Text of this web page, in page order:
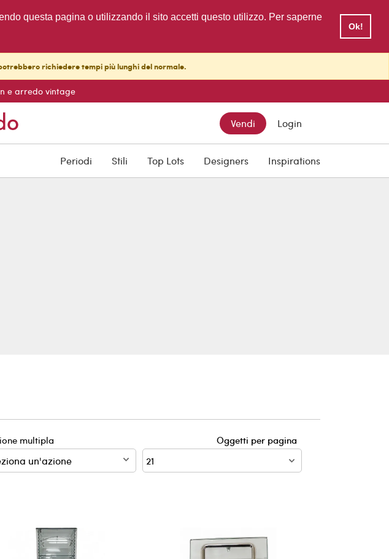
questa pagina o utilizzando il sito accetti questo utilizzo. Per saperne
Ok!
richiedere tempi più lunghi del normale.
e arredo vintage
Vendi Login
Periodi Stili Top Lots Designers Inspirations
multipla Oggetti per pagina